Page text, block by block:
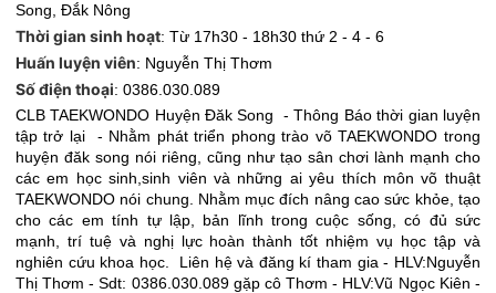
Song Đắk Nông
Thời gian sinh hoạt: Từ 17h30 - 18h30 thứ 2 - 4 - 6
Huấn luyện viên: Nguyễn Thị Thơm
Số điện thoại: 0386.030.089
CLB TAEKWONDO Huyện Đăk Song - Thông Báo thời gian luyện
tập trở lại - Nhằm phát triển phong trào võ TAEKWONDO trong
huyện đăk song nói riêng, cũng như tạo sân chơi lành mạnh cho
các em học sinh,sinh viên và những ai yêu thích môn võ thuật
TAEKWONDO nói chung. Nhằm mục đích nâng cao sức khỏe, tạo
cho các em tính tự lập, bản lĩnh trong cuộc sống, có đủ sức
mạnh, trí tuệ và nghị lực hoàn thành tốt nhiệm vụ học tập và
nghiên cứu khoa học. Liên hệ và đăng kí tham gia - HLV:Nguyễn
Thị Thơm - Sdt: 0386.030.089 gặp cô Thơm - HLV:Vũ Ngọc Kiên -